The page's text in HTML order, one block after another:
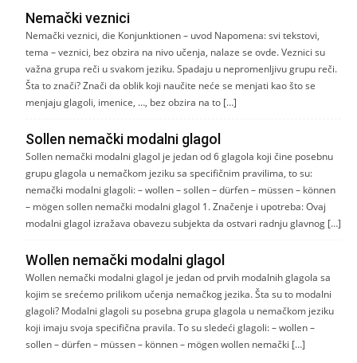
Nemački veznici
Nemački veznici, die Konjunktionen – uvod Napomena: svi tekstovi,
tema – veznici, bez obzira na nivo učenja, nalaze se ovde. Veznici su
važna grupa reči u svakom jeziku. Spadaju u nepromenljivu grupu reči.
Šta to znači? Znači da oblik koji naučite neće se menjati kao što se
menjaju glagoli, imenice, …, bez obzira na to […]
Sollen nemački modalni glagol
Sollen nemački modalni glagol je jedan od 6 glagola koji čine posebnu
grupu glagola u nemačkom jeziku sa specifičnim pravilima, to su:
nemački modalni glagoli: – wollen – sollen – dürfen – müssen – können
– mögen sollen nemački modalni glagol 1. Značenje i upotreba: Ovaj
modalni glagol izražava obavezu subjekta da ostvari radnju glavnog […]
Wollen nemački modalni glagol
Wollen nemački modalni glagol je jedan od prvih modalnih glagola sa
kojim se srećemo prilikom učenja nemačkog jezika. Šta su to modalni
glagoli? Modalni glagoli su posebna grupa glagola u nemačkom jeziku
koji imaju svoja specifična pravila. To su sledeći glagoli: – wollen –
sollen – dürfen – müssen – können – mögen wollen nemački […]